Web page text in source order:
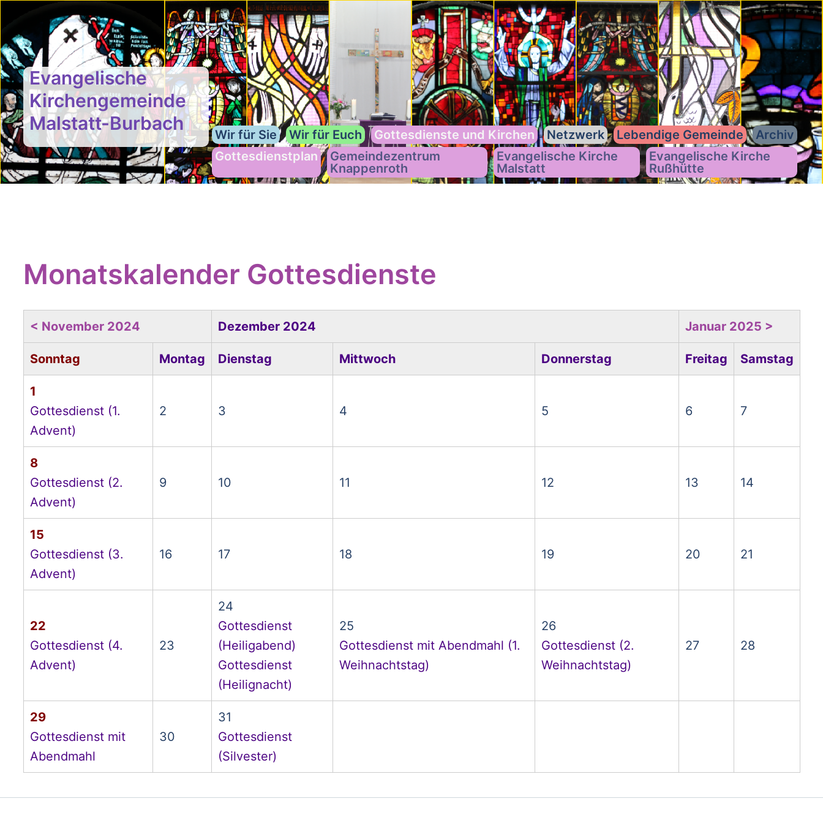
Evangelische
Kirchengemeinde
Malstatt-Burbach
Wir für Sie Wir für Euch
Gottesdienste und Kirchen
Gottesdienstplan
Gemeindezentrum
Knappenroth
Evangelische Kirche
Malstatt
Evangelische Kirche
Rußhütte
Netzwerk Lebendige Gemeinde Archiv
Monatskalender Gottesdienste
< November 2024 Dezember 2024 Januar 2025 >
Sonntag Montag Dienstag Mittwoch Donnerstag Freitag Samstag
1
Gottesdienst (1.
Advent)
2 3 4 5 6 7
8
Gottesdienst (2.
Advent)
9 10 11 12 13 14
15
Gottesdienst (3.
Advent)
16 17 18 19 20 21
22
Gottesdienst (4.
Advent)
23
24
Gottesdienst
(Heiligabend)
Gottesdienst
(Heilignacht)
25
Gottesdienst mit Abendmahl (1.
Weihnachtstag)
26
Gottesdienst (2.
Weihnachtstag)
27 28
29
Gottesdienst mit
Abendmahl
30
31
Gottesdienst
(Silvester)